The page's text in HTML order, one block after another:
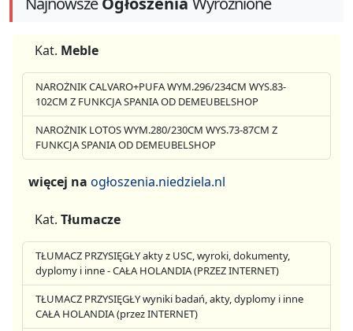
Kat. Meble
NAROŻNIK CALVARO+PUFA WYM.296/234CM WYS.83-
102CM Z FUNKCJA SPANIA OD DEMEUBELSHOP
NAROŻNIK LOTOS WYM.280/230CM WYS.73-87CM Z
FUNKCJA SPANIA OD DEMEUBELSHOP
więcej na ogłoszenia.niedziela.nl
Kat. Tłumacze
TŁUMACZ PRZYSIĘGŁY akty z USC, wyroki, dokumenty,
dyplomy i inne - CAŁA HOLANDIA (PRZEZ INTERNET)
TŁUMACZ PRZYSIĘGŁY wyniki badań, akty, dyplomy i inne
CAŁA HOLANDIA (przez INTERNET)